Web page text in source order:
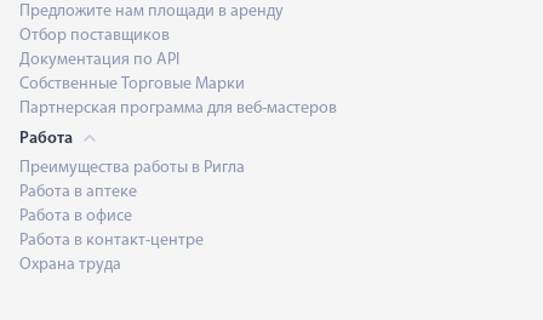
Предложите нам площади в аренду
Отбор поставщиков
Документация по API
Собственные Торговые Марки
Партнерская программа для веб-мастеров
Работа
Преимущества работы в Ригла
Работа в аптеке
Работа в офисе
Работа в контакт-центре
Охрана труда